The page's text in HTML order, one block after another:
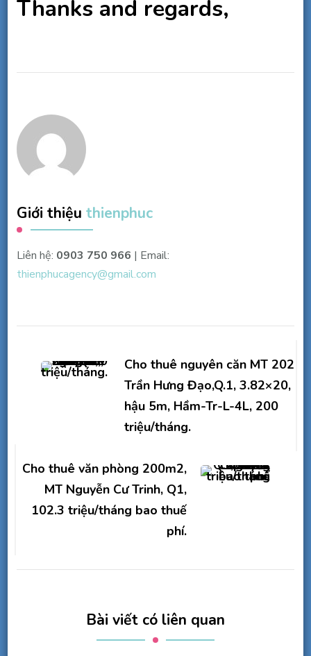
Thanks and regards,
Giới thiệu thienphuc
Liên hệ: 0903 750 966 | Email:
thienphucagency@gmail.com
hướng
Cho thuê nguyên căn MT 202
Trần Hưng Đạo,Q.1, 3.82×20,
hậu 5m, Hầm-Tr-L-4L, 200
triệu/tháng.
Cho thuê văn phòng 200m2,
MT Nguyễn Cư Trinh, Q1,
102.3 triệu/tháng bao thuế
phí.
Bài viết có liên quan